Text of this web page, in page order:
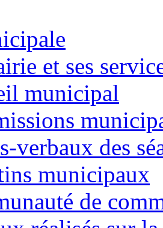
et ses
municipal
verbaux des
municipaux
de